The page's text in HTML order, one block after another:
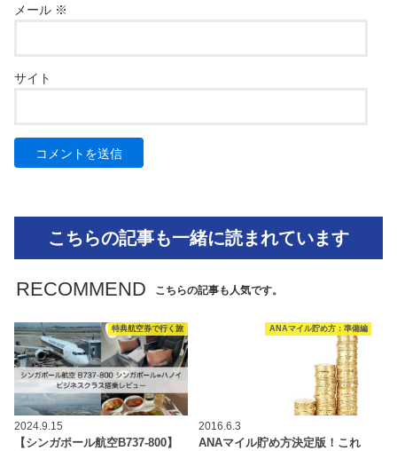
メール ※
サイト
こちらの記事も一緒に読まれています
RECOMMEND こちらの記事も人気です。
特典航空券で行く旅
2024.9.15
【シンガポール航空B737-800】
ANAマイル貯め方：準備編
2016.6.3
ANAマイル貯め方決定版！これ